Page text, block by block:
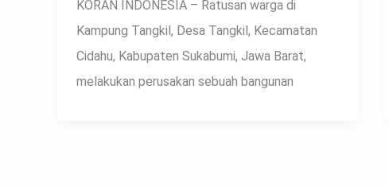
KORAN INDONESIA – Ratusan warga di
Kampung Tangkil, Desa Tangkil, Kecamatan
Cidahu, Kabupaten Sukabumi, Jawa Barat,
melakukan perusakan sebuah bangunan